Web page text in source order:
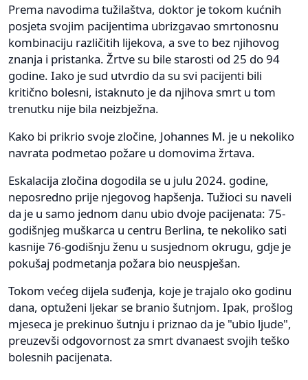
Prema navodima tužilaštva, doktor je tokom kućnih
posjeta svojim pacijentima ubrizgavao smrtonosnu
kombinaciju različitih lijekova, a sve to bez njihovog
znanja i pristanka. Žrtve su bile starosti od 25 do 94
godine. Iako je sud utvrdio da su svi pacijenti bili
kritično bolesni, istaknuto je da njihova smrt u tom
trenutku nije bila neizbježna.
Kako bi prikrio svoje zločine, Johannes M. je u nekoliko
navrata podmetao požare u domovima žrtava.
Eskalacija zločina dogodila se u julu 2024. godine,
neposredno prije njegovog hapšenja. Tužioci su naveli
da je u samo jednom danu ubio dvoje pacijenata: 75-
godišnjeg muškarca u centru Berlina, te nekoliko sati
kasnije 76-godišnju ženu u susjednom okrugu, gdje je
pokušaj podmetanja požara bio neuspješan.
Tokom većeg dijela suđenja, koje je trajalo oko godinu
dana, optuženi ljekar se branio šutnjom. Ipak, prošlog
mjeseca je prekinuo šutnju i priznao da je "ubio ljude",
preuzevši odgovornost za smrt dvanaest svojih teško
bolesnih pacijenata.